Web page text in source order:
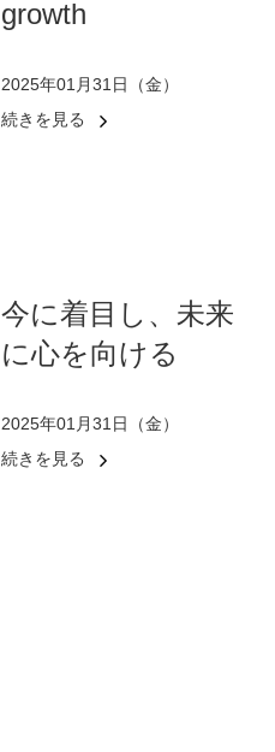
growth
2025年01月31日（金）
続きを見る
今に着目し、未来
に心を向ける
2025年01月31日（金）
続きを見る